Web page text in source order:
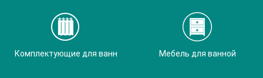
Комплектующие для ванн Мебель для ванной